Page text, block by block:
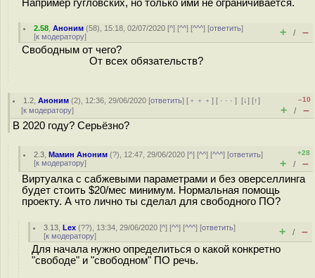
Например гугловских, но только ими не ограничивается.
2.58 ,Аноним (58), 15:18, 02/07/2020 [^] [^^] [^^^] [ответить]
[к модератору] + / –
Свободным от чего?
От всех обязательств?
1.2 ,Аноним (2), 12:36, 29/06/2020 [ответить] [ ﹢﹢﹢] [ · · ·][↓] [↑]
[к модератору]
–10
+ / –
В 2020 году? Серьёзно?
2.3 ,Мамин Аноним (?), 12:47, 29/06/2020 [^] [^^] [^^^] [ответить]
[к модератору]
+28
+ / –
Виртуалка с сабжевыми параметрами и без оверселлинга
будет стоить $20/мес минимум. Нормальная помощь
проекту. А что лично ты сделал для свободного ПО?
3.13 ,Lex (??), 13:34, 29/06/2020 [^] [^^] [^^^] [ответить]
[к модератору] + / –
Для начала нужно определиться о какой конкретно
"свободе" и "свободном" ПО речь.